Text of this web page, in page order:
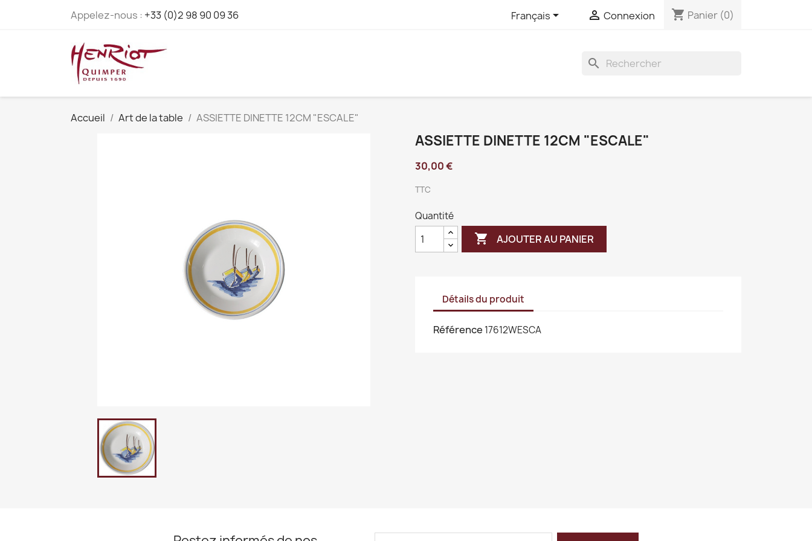
Appelez-nous : +33 (0)2 98 90 09 36 Français  Connexion shopping_cart Panier (0)
search
Accueil Art de la table ASSIETTE DINETTE 12CM "ESCALE"
ASSIETTE DINETTE 12CM "ESCALE"
30,00 €
TTC
Quantité
 AJOUTER AU PANIER
Détails du produit
Référence 17612WESCA